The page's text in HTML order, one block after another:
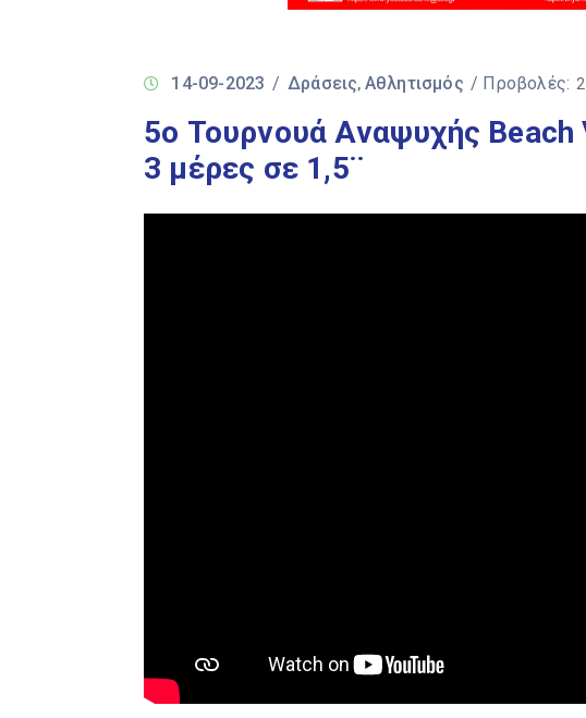
14-09-2023 / Δράσεις‚ Αθλητισμός / Προβολές:
5ο Τουρνουά Αναψυχής Beach
3 μέρες σε 1,5¨